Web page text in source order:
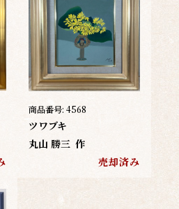
商品番号: 4568
ツワブキ
丸山 勝三 作
売却済み